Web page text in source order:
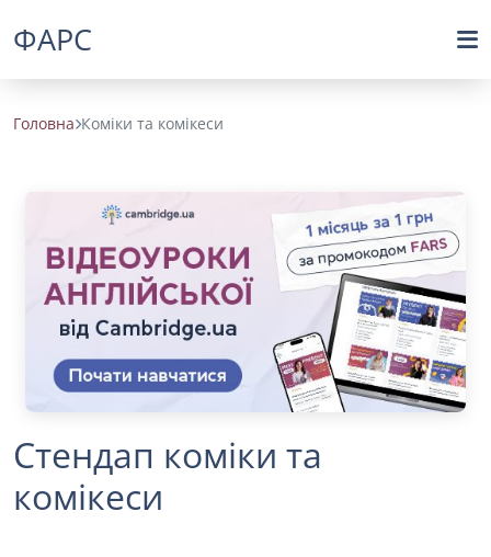
ФАРС
Головна Коміки та комікеси
Стендап коміки та
комікеси